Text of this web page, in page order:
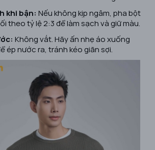
khi bận: Nếu không kịp ngâm, pha bột
theo tỷ lệ 2:3 để làm sạch và giữ màu.
Không vắt. Hãy ấn nhẹ áo xuống
ép nước ra, tránh kéo giãn sợi.